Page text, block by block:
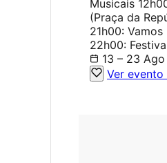
Musicais
(Praça da
21h00:
22h00:
13 – 23 Ago
Ver